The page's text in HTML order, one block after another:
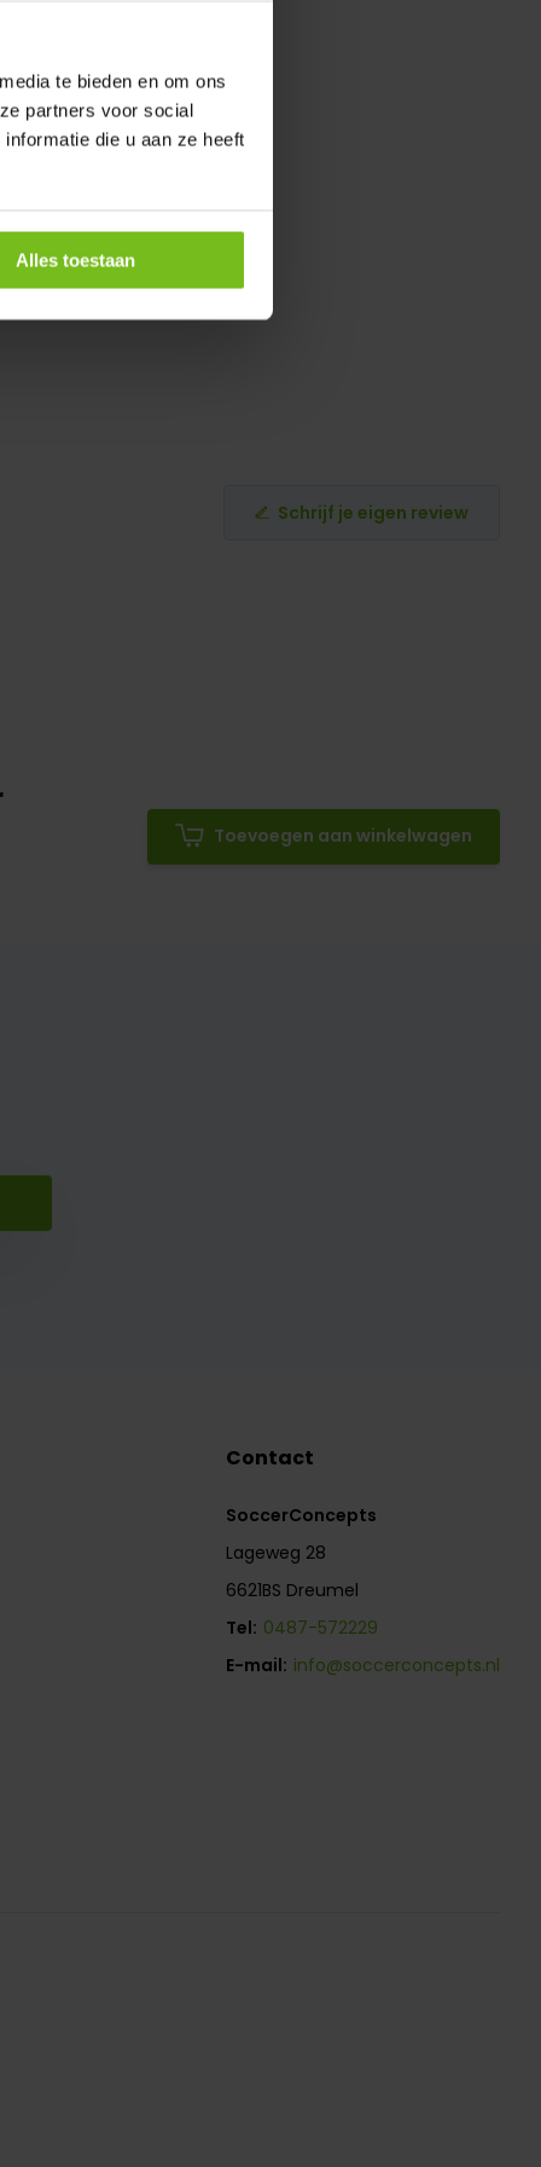
te bieden en om ons
partners voor social
die u aan ze heeft
Alles toestaan
Schrijf je eigen review
Toevoegen aan winkelwagen
Contact
SoccerConcepts
Lageweg 28
6621BS Dreumel
Tel: 0487-572229
E-mail: info@soccerconcepts.nl